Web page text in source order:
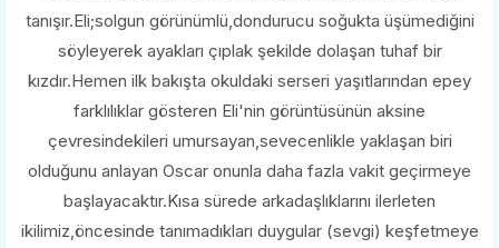
tanışır.Eli;solgun görünümlü,dondurucu soğukta üşümediğini
söyleyerek ayakları çıplak şekilde dolaşan tuhaf bir
kızdır.Hemen ilk bakışta okuldaki serseri yaşıtlarından epey
farklılıklar gösteren Eli'nin görüntüsünün aksine
çevresindekileri umursayan,sevecenlikle yaklaşan biri
olduğunu anlayan Oscar onunla daha fazla vakit geçirmeye
başlayacaktır.Kısa sürede arkadaşlıklarını ilerleten
ikilimiz,öncesinde tanımadıkları duygular (sevgi) keşfetmeye